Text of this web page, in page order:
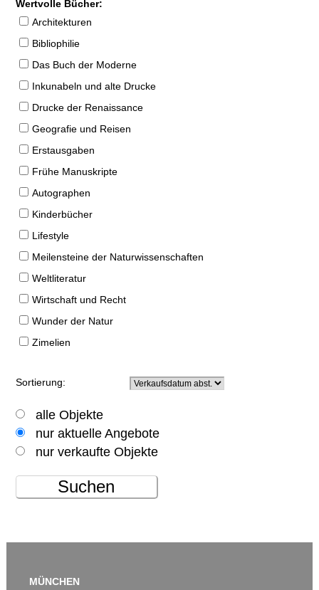
Wertvolle Bücher:
Architekturen
Bibliophilie
Das Buch der Moderne
Inkunabeln und alte Drucke
Drucke der Renaissance
Geografie und Reisen
Erstausgaben
Frühe Manuskripte
Autographen
Kinderbücher
Lifestyle
Meilensteine der Naturwissenschaften
Weltliteratur
Wirtschaft und Recht
Wunder der Natur
Zimelien
Sortierung:
alle Objekte
nur aktuelle Angebote
nur verkaufte Objekte
Suchen
MÜNCHEN